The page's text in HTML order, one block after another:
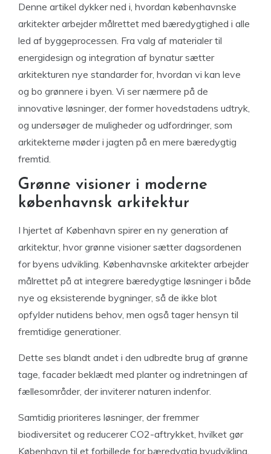
Denne artikel dykker ned i, hvordan københavnske
arkitekter arbejder målrettet med bæredygtighed i alle
led af byggeprocessen. Fra valg af materialer til
energidesign og integration af bynatur sætter
arkitekturen nye standarder for, hvordan vi kan leve
og bo grønnere i byen. Vi ser nærmere på de
innovative løsninger, der former hovedstadens udtryk,
og undersøger de muligheder og udfordringer, som
arkitekterne møder i jagten på en mere bæredygtig
fremtid.
Grønne visioner i moderne
københavnsk arkitektur
I hjertet af København spirer en ny generation af
arkitektur, hvor grønne visioner sætter dagsordenen
for byens udvikling. Københavnske arkitekter arbejder
målrettet på at integrere bæredygtige løsninger i både
nye og eksisterende bygninger, så de ikke blot
opfylder nutidens behov, men også tager hensyn til
fremtidige generationer.
Dette ses blandt andet i den udbredte brug af grønne
tage, facader beklædt med planter og indretningen af
fællesområder, der inviterer naturen indenfor.
Samtidig prioriteres løsninger, der fremmer
biodiversitet og reducerer CO2-aftrykket, hvilket gør
København til et forbillede for bæredygtig byudvikling.